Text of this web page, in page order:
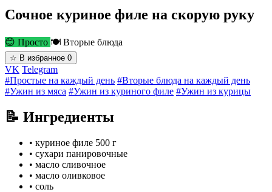
Сочное куриное филе на скорую руку
😊 Просто 🍽 Вторые блюда
☆ В избранное 0
VK Telegram
#Простые на каждый день #Вторые блюда на каждый день
#Ужин из мяса #Ужин из куриного филе #Ужин из курицы
📝 Ингредиенты
• куриное филе 500 г
• сухари панировочные
• масло сливочное
• масло оливковое
• соль